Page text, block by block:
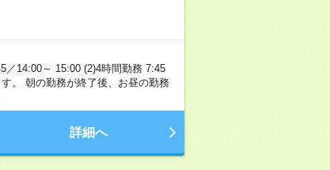
／14:00～ 15:00 (2)4時間勤務 7:45
。 朝の勤務が終了後、お昼の勤務
詳細へ